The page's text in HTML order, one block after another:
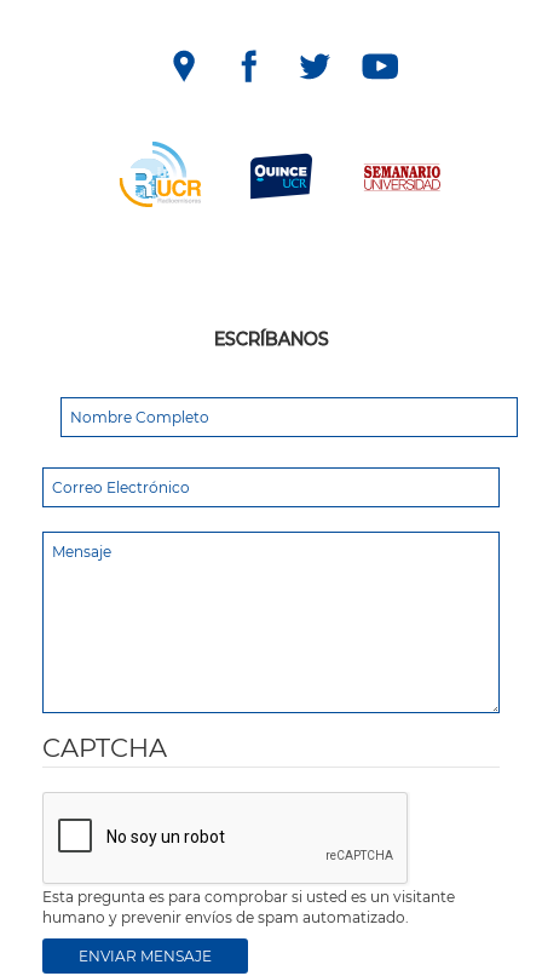
ESCRÍBANOS
CAPTCHA
Esta pregunta es para comprobar si usted es un visitante
humano y prevenir envíos de spam automatizado.